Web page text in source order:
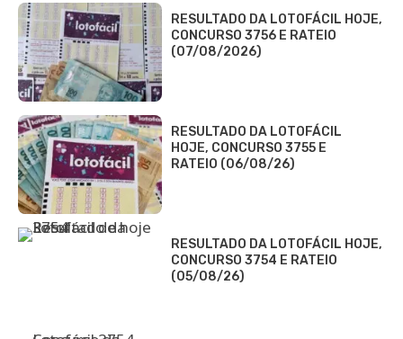
RESULTADO DA LOTOFÁCIL HOJE,
CONCURSO 3756 E RATEIO
(07/08/2026)
RESULTADO DA LOTOFÁCIL
HOJE, CONCURSO 3755 E
RATEIO (06/08/26)
RESULTADO DA LOTOFÁCIL HOJE,
CONCURSO 3754 E RATEIO
(05/08/26)